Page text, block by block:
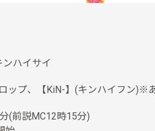
ンハイサイ
ップ、【KiN-】(キンハイフン)※
(前説MC12時15分)